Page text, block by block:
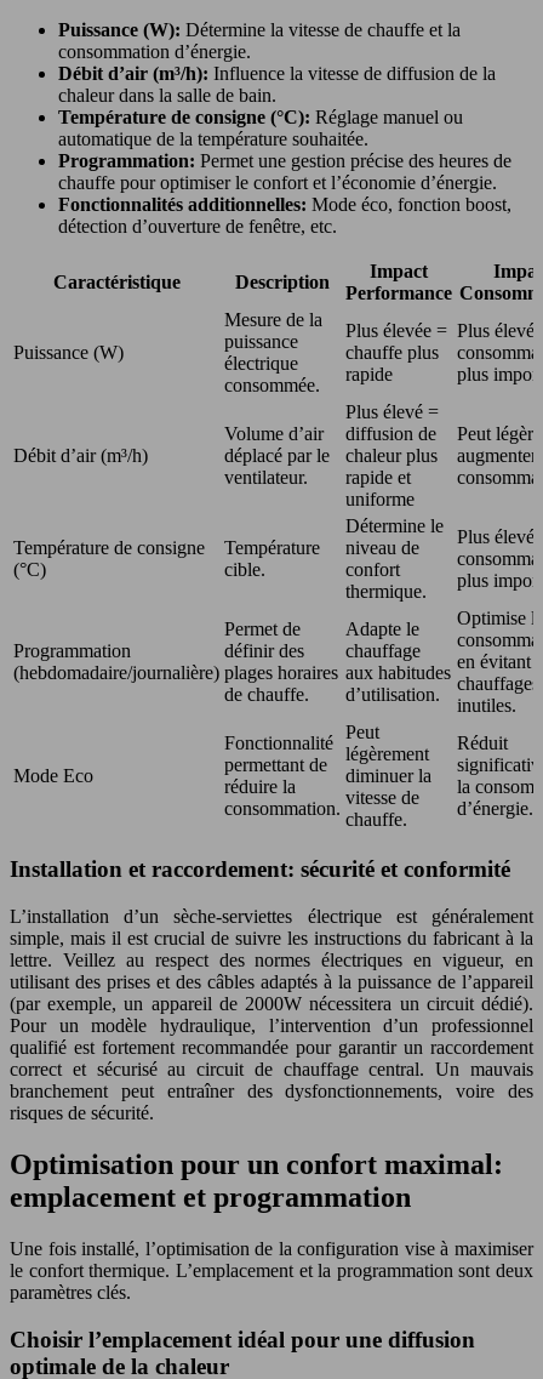
Puissance (W): Détermine la vitesse de chauffe et la
consommation d’énergie.
Débit d’air (m³/h): Influence la vitesse de diffusion de la
chaleur dans la salle de bain.
Température de consigne (°C): Réglage manuel ou
automatique de la température souhaitée.
Programmation: Permet une gestion précise des heures de
chauffe pour optimiser le confort et l’économie d’énergie.
Fonctionnalités additionnelles: Mode éco, fonction boost,
détection d’ouverture de fenêtre, etc.
Caractéristique Description
Impact
Performance
Puissance (W)
Mesure de la
puissance
électrique
consommée.
Plus élevée =
chauffe plus
rapide
Plus
plus
Débit d’air (m³/h)
Volume d’air
déplacé par le
ventilateur.
Plus élevé =
diffusion de
chaleur plus
rapide et
uniforme
Peut
augmenter
Température de consigne
(°C)
Température
cible.
Détermine le
niveau de
confort
thermique.
Plus
plus
Programmation
(hebdomadaire/journalière)
Permet de
définir des
plages horaires
de chauffe.
Adapte le
chauffage
aux habitudes
d’utilisation.
Optimise la
en évitant
chauffages
inutiles.
Mode Eco
Fonctionnalité
permettant de
réduire la
consommation.
Peut
légèrement
diminuer la
vitesse de
chauffe.
Réduit
la
d’énergie.
Installation et raccordement: sécurité et conformité
L’installation d’un sèche-serviettes électrique est généralement
simple, mais il est crucial de suivre les instructions du fabricant à la
lettre. Veillez au respect des normes électriques en vigueur, en
utilisant des prises et des câbles adaptés à la puissance de l’appareil
(par exemple, un appareil de 2000W nécessitera un circuit dédié).
Pour un modèle hydraulique, l’intervention d’un professionnel
qualifié est fortement recommandée pour garantir un raccordement
correct et sécurisé au circuit de chauffage central. Un mauvais
branchement peut entraîner des dysfonctionnements, voire des
risques de sécurité.
Optimisation pour un confort maximal:
emplacement et programmation
Une fois installé, l’optimisation de la configuration vise à maximiser
le confort thermique. L’emplacement et la programmation sont deux
paramètres clés.
Choisir l’emplacement idéal pour une diffusion
optimale de la chaleur